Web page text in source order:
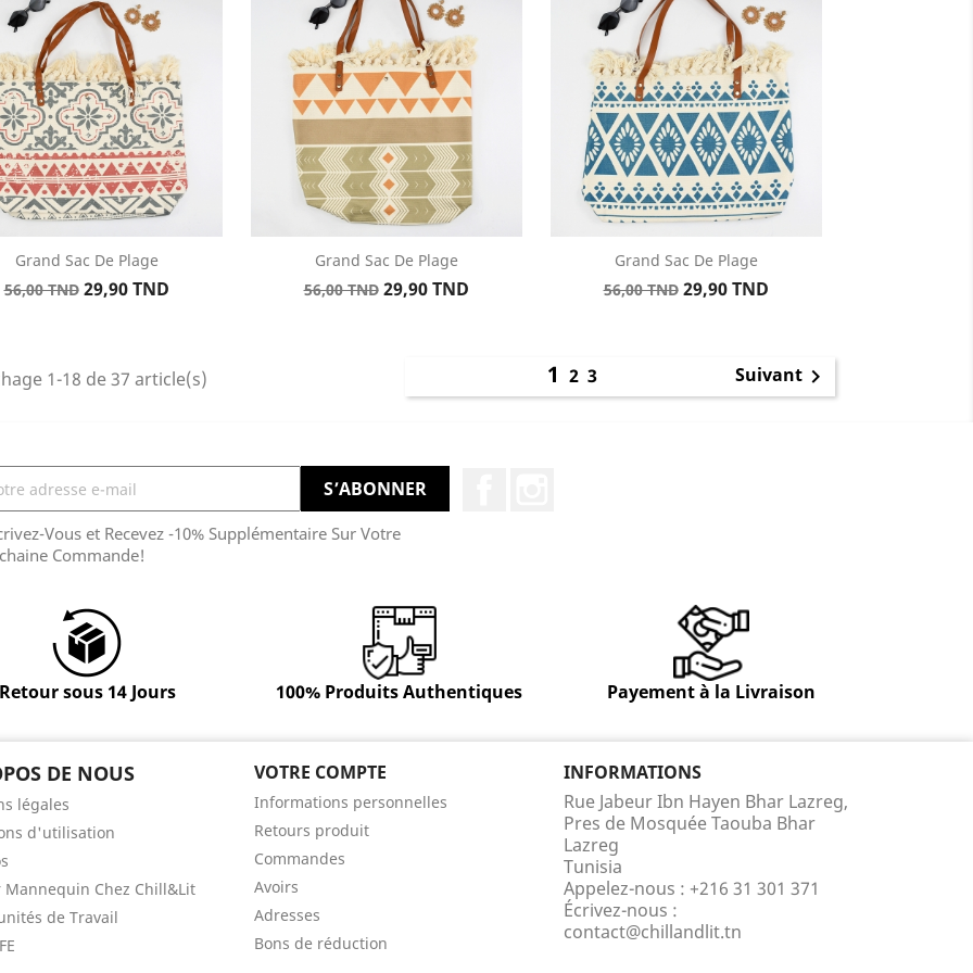
Grand Sac De Plage
Prix
56,00 TND Prix
29,90 TND
 Aperçu rapide
Grand Sac De Plage
Prix
56,00 TND Prix
29,90 TND
 Aperçu rapide
Grand Sac De Plage
Prix
56,00 TND Prix
29,90 TND
 Aperçu rapide
1-18 de 37 article(s) 1 2 3 Suivant
Vous et Recevez -10% Supplémentaire Sur Votre
Commande!
sous 14 Jours 100% Produits Authentiques Payement à la Livraison
DE NOUS
légales
d'utilisation
Mannequin Chez Chill&Lit
de Travail
VOTRE COMPTE
Informations personnelles
Retours produit
Commandes
Avoirs
Adresses
Bons de réduction
INFORMATIONS
Rue Jabeur Ibn Hayen Bhar Lazreg,
Pres de Mosquée Taouba Bhar
Lazreg
Tunisia
Appelez-nous : +216 31 301 371
Écrivez-nous :
contact@chillandlit.tn